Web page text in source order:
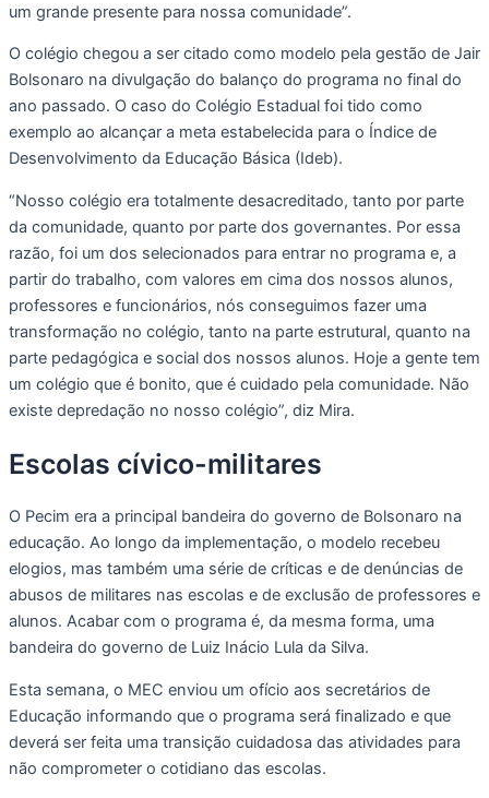
um grande presente para nossa comunidade”.
O colégio chegou a ser citado como modelo pela gestão de Jair
Bolsonaro na divulgação do balanço do programa no final do
ano passado. O caso do Colégio Estadual foi tido como
exemplo ao alcançar a meta estabelecida para o Índice de
Desenvolvimento da Educação Básica (Ideb).
“Nosso colégio era totalmente desacreditado, tanto por parte
da comunidade, quanto por parte dos governantes. Por essa
razão, foi um dos selecionados para entrar no programa e, a
partir do trabalho, com valores em cima dos nossos alunos,
professores e funcionários, nós conseguimos fazer uma
transformação no colégio, tanto na parte estrutural, quanto na
parte pedagógica e social dos nossos alunos. Hoje a gente tem
um colégio que é bonito, que é cuidado pela comunidade. Não
existe depredação no nosso colégio”, diz Mira.
Escolas cívico-militares
O Pecim era a principal bandeira do governo de Bolsonaro na
educação. Ao longo da implementação, o modelo recebeu
elogios, mas também uma série de críticas e de denúncias de
abusos de militares nas escolas e de exclusão de professores e
alunos. Acabar com o programa é, da mesma forma, uma
bandeira do governo de Luiz Inácio Lula da Silva.
Esta semana, o MEC enviou um ofício aos secretários de
Educação informando que o programa será finalizado e que
deverá ser feita uma transição cuidadosa das atividades para
não comprometer o cotidiano das escolas.